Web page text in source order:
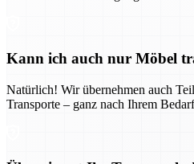
Kann ich auch nur Möbel
Natürlich! Wir übernehmen auch
Transporte – ganz nach Ihrem